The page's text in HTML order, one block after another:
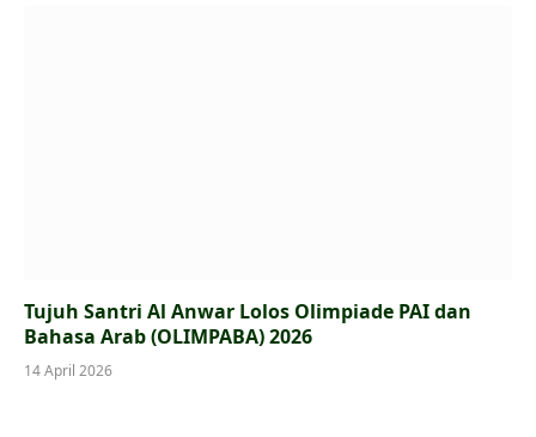
Tujuh Santri Al Anwar Lolos Olimpiade PAI dan
Bahasa Arab (OLIMPABA) 2026
14 April 2026